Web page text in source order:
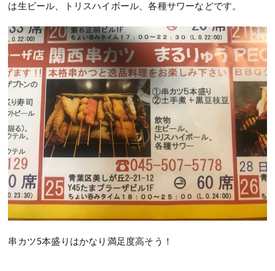
は生ビール、トリスハイボール、各種サワーなどです。
串カツ5本盛りはかなり満足度高そう！